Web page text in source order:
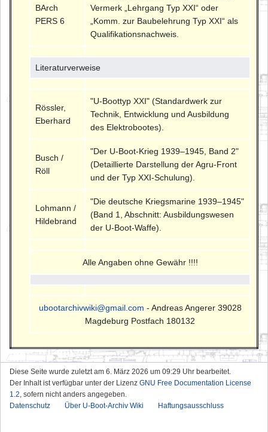
BArch
PERS 6
Vermerk „Lehrgang Typ XXI“ oder
„Komm. zur Baubelehrung Typ XXI“ als
Qualifikationsnachweis.
Literaturverweise
Rössler,
Eberhard
"U-Boottyp XXI" (Standardwerk zur
Technik, Entwicklung und Ausbildung
des Elektrobootes).
Busch /
Röll
"Der U-Boot-Krieg 1939–1945, Band 2"
(Detaillierte Darstellung der Agru-Front
und der Typ XXI-Schulung).
Lohmann /
Hildebrand
"Die deutsche Kriegsmarine 1939–1945"
(Band 1, Abschnitt: Ausbildungswesen
der U-Boot-Waffe).
Alle Angaben ohne Gewähr !!!!
ubootarchivwiki@gmail.com - Andreas Angerer 39028
Magdeburg Postfach 180132
Diese Seite wurde zuletzt am 6. März 2026 um 09:29 Uhr bearbeitet.
Der Inhalt ist verfügbar unter der Lizenz GNU Free Documentation License
1.2, sofern nicht anders angegeben.
Datenschutz
Über U-Boot-Archiv Wiki Haftungsausschluss